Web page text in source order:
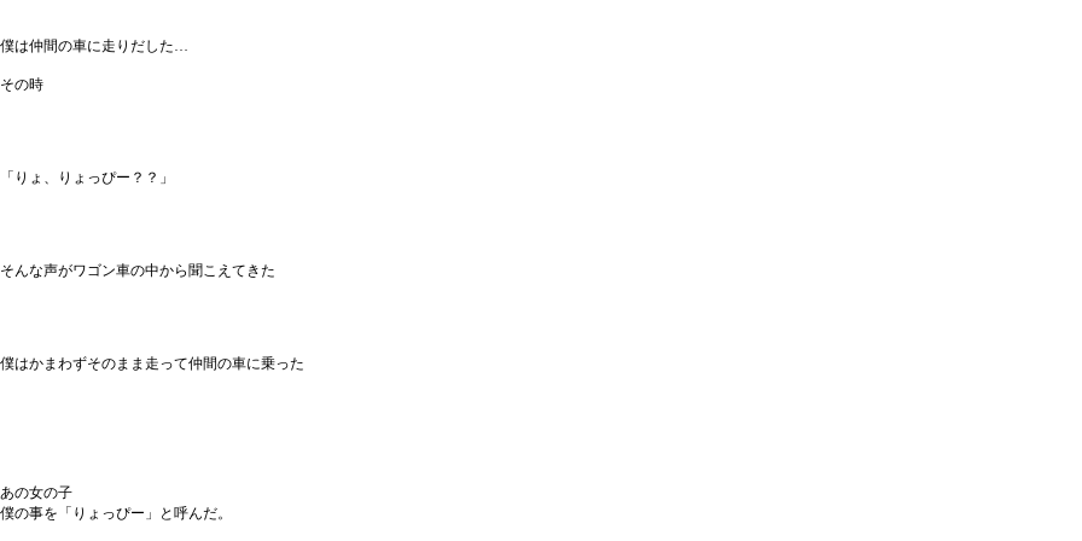
僕は仲間の車に走りだした…
その時
「りょ、りょっぴー？？」
そんな声がワゴン車の中から聞こえてきた
僕はかまわずそのまま走って仲間の車に乗った
あの女の子
僕の事を「りょっぴー」と呼んだ。